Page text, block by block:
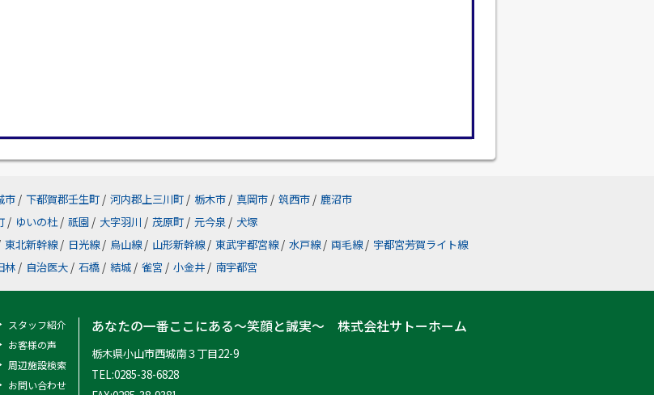
市 / 下都賀郡壬生町 / 河内郡上三川町 / 栃木市 / 真岡市 / 筑西市 / 鹿沼市
/ ゆいの杜 / 祇園 / 大字羽川 / 茂原町 / 元今泉 / 犬塚
東北新幹線 / 日光線 / 烏山線 / 山形新幹線 / 東武宇都宮線 / 水戸線 / 両毛線 / 宇都宮芳賀ライト線
林 / 自治医大 / 石橋 / 結城 / 雀宮 / 小金井 / 南宇都宮
スタッフ紹介
お客様の声
周辺施設検索
お問い合わせ
あなたの一番ここにある～笑顔と誠実～ 株式会社サトーホーム
栃木県小山市西城南３丁目22-9
TEL:0285-38-6828